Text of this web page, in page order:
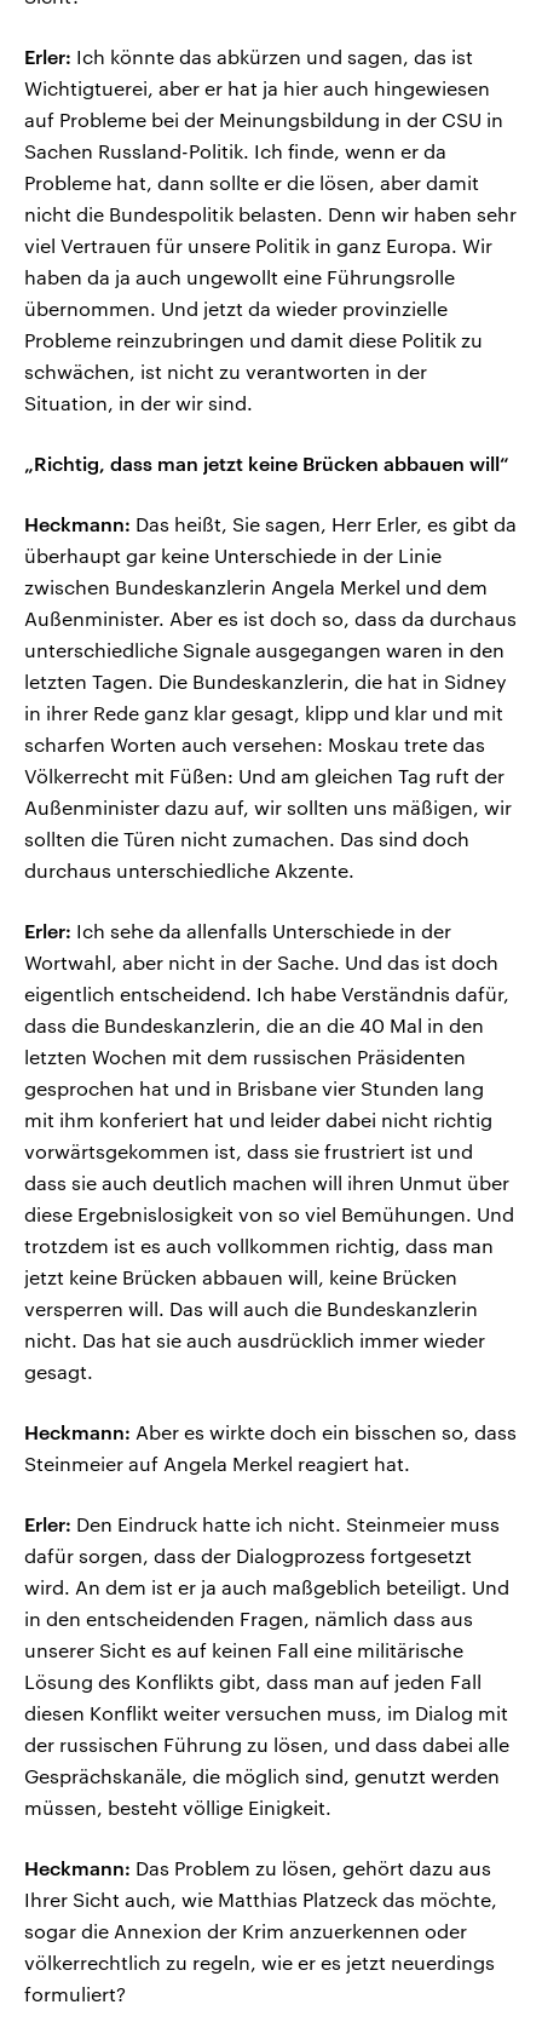
Erler: Ich könnte das abkürzen und sagen, das ist
Wichtigtuerei, aber er hat ja hier auch hingewiesen
auf Probleme bei der Meinungsbildung in der CSU in
Sachen Russland-Politik. Ich finde, wenn er da
Probleme hat, dann sollte er die lösen, aber damit
nicht die Bundespolitik belasten. Denn wir haben sehr
viel Vertrauen für unsere Politik in ganz Europa. Wir
haben da ja auch ungewollt eine Führungsrolle
übernommen. Und jetzt da wieder provinzielle
Probleme reinzubringen und damit diese Politik zu
schwächen, ist nicht zu verantworten in der
Situation, in der wir sind.
„Richtig, dass man jetzt keine Brücken abbauen will“
Heckmann: Das heißt, Sie sagen, Herr Erler, es gibt da
überhaupt gar keine Unterschiede in der Linie
zwischen Bundeskanzlerin Angela Merkel und dem
Außenminister. Aber es ist doch so, dass da durchaus
unterschiedliche Signale ausgegangen waren in den
letzten Tagen. Die Bundeskanzlerin, die hat in Sidney
in ihrer Rede ganz klar gesagt, klipp und klar und mit
scharfen Worten auch versehen: Moskau trete das
Völkerrecht mit Füßen: Und am gleichen Tag ruft der
Außenminister dazu auf, wir sollten uns mäßigen, wir
sollten die Türen nicht zumachen. Das sind doch
durchaus unterschiedliche Akzente.
Erler: Ich sehe da allenfalls Unterschiede in der
Wortwahl, aber nicht in der Sache. Und das ist doch
eigentlich entscheidend. Ich habe Verständnis dafür,
dass die Bundeskanzlerin, die an die 40 Mal in den
letzten Wochen mit dem russischen Präsidenten
gesprochen hat und in Brisbane vier Stunden lang
mit ihm konferiert hat und leider dabei nicht richtig
vorwärtsgekommen ist, dass sie frustriert ist und
dass sie auch deutlich machen will ihren Unmut über
diese Ergebnislosigkeit von so viel Bemühungen. Und
trotzdem ist es auch vollkommen richtig, dass man
jetzt keine Brücken abbauen will, keine Brücken
versperren will. Das will auch die Bundeskanzlerin
nicht. Das hat sie auch ausdrücklich immer wieder
gesagt.
Heckmann: Aber es wirkte doch ein bisschen so, dass
Steinmeier auf Angela Merkel reagiert hat.
Erler: Den Eindruck hatte ich nicht. Steinmeier muss
dafür sorgen, dass der Dialogprozess fortgesetzt
wird. An dem ist er ja auch maßgeblich beteiligt. Und
in den entscheidenden Fragen, nämlich dass aus
unserer Sicht es auf keinen Fall eine militärische
Lösung des Konflikts gibt, dass man auf jeden Fall
diesen Konflikt weiter versuchen muss, im Dialog mit
der russischen Führung zu lösen, und dass dabei alle
Gesprächskanäle, die möglich sind, genutzt werden
müssen, besteht völlige Einigkeit.
Heckmann: Das Problem zu lösen, gehört dazu aus
Ihrer Sicht auch, wie Matthias Platzeck das möchte,
sogar die Annexion der Krim anzuerkennen oder
völkerrechtlich zu regeln, wie er es jetzt neuerdings
formuliert?